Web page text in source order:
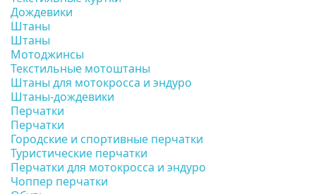
Дождевики
Штаны
Штаны
Мотоджинсы
Текстильные мотоштаны
Штаны для мотокросса и эндуро
Штаны-дождевики
Перчатки
Перчатки
Городские и спортивные перчатки
Туристические перчатки
Перчатки для мотокросса и эндуро
Чоппер перчатки